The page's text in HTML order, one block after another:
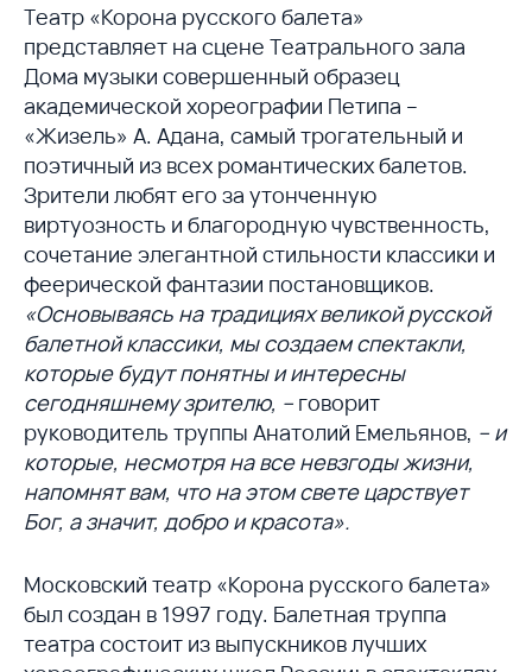
Театр «Корона русского балета»
представляет на сцене Театрального зала
Дома музыки совершенный образец
академической хореографии Петипа –
«Жизель» А. Адана, самый трогательный и
поэтичный из всех pомантических балетов.
Зрители любят его за утонченную
виртуозность и благородную чувственность,
сочетание элегантной стильности классики и
феерической фантазии постановщиков.
«Основываясь на традициях великой русской
балетной классики, мы создаем спектакли,
которые будут понятны и интересны
сегодняшнему зрителю, – говорит
руководитель труппы Анатолий Емельянов, – и
которые, несмотря на все невзгоды жизни,
напомнят вам, что на этом свете царствует
Бог, а значит, добро и красота».
Московский театр «Корона русского балета»
был создан в 1997 году. Балетная труппа
театра состоит из выпускников лучших